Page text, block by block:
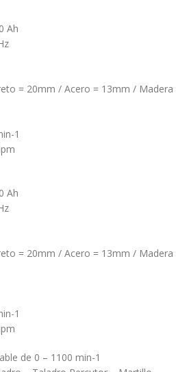
Ah
= 20mm / Acero = 13mm / Madera
1
Ah
= 20mm / Acero = 13mm / Madera
1
de 0 – 1100 min-1